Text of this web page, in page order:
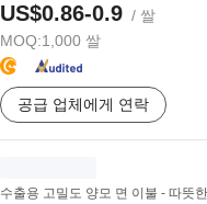
US$0.86-0.9 / 쌀
MOQ:1,000 쌀
공급 업체에게 연락
수출용 고밀도 양모 면 이불 - 따뜻한